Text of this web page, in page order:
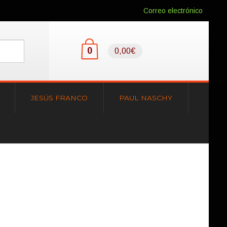
Correo electrónico
0 0,00€
JESÚS FRANCO PAUL NASCHY